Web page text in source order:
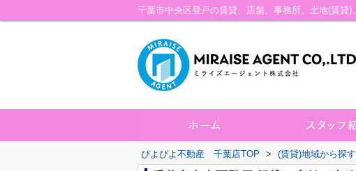
ぴよぴよ不動産 千葉店TOP > (賃貸)地域から探す